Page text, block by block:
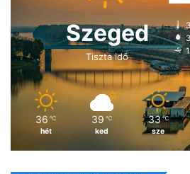
Szeged
Tiszta idő
36 ℃
hét
39 ℃
ked
33 ℃
sze